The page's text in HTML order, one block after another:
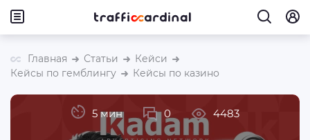
Главная Статьи
Кейси
Кейсы по гемблингу
Кейсы по казино
5 мин 0 4483